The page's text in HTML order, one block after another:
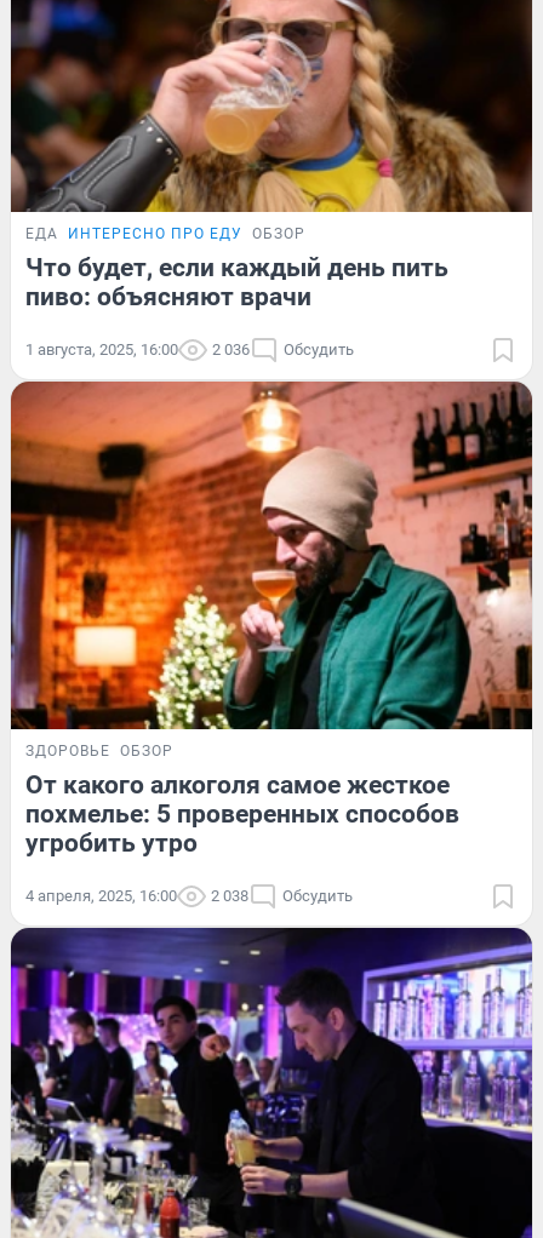
ЕДА ИНТЕРЕСНО ПРО ЕДУ ОБЗОР
Что будет, если каждый день пить
пиво: объясняют врачи
1 августа, 2025, 16:00 2 036 Обсудить
ЗДОРОВЬЕ ОБЗОР
От какого алкоголя самое жесткое
похмелье: 5 проверенных способов
угробить утро
4 апреля, 2025, 16:00 2 038 Обсудить